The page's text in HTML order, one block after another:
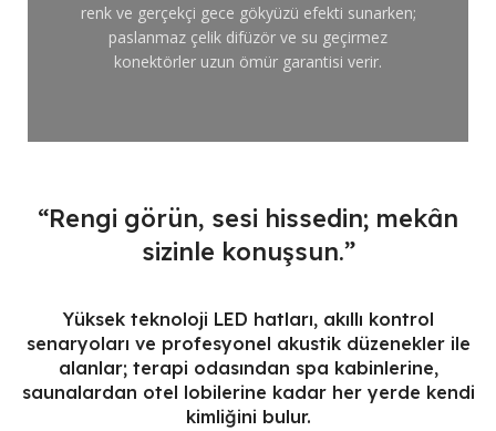
renk ve gerçekçi gece gökyüzü efekti sunarken;
paslanmaz çelik difüzör ve su geçirmez
konektörler uzun ömür garantisi verir.
“Rengi görün, sesi hissedin; mekân
sizinle konuşsun.”
Yüksek teknoloji LED hatları, akıllı kontrol
senaryoları ve profesyonel akustik düzenekler ile
alanlar; terapi odasından spa kabinlerine,
saunalardan otel lobilerine kadar her yerde kendi
kimliğini bulur.